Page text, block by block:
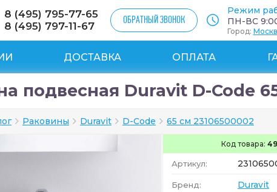
8 (495) 795-77-65
8 (495) 797-11-67
ОБРАТНЫЙ ЗВОНОК
Режим
ПН-ВС
Город:
ДОСТАВКА ОПЛАТА
подвесная Duravit D-Code
Раковины Duravit D-Code 65 см 23106500002
Код товара:
Артикул:
Бренд: Duravit